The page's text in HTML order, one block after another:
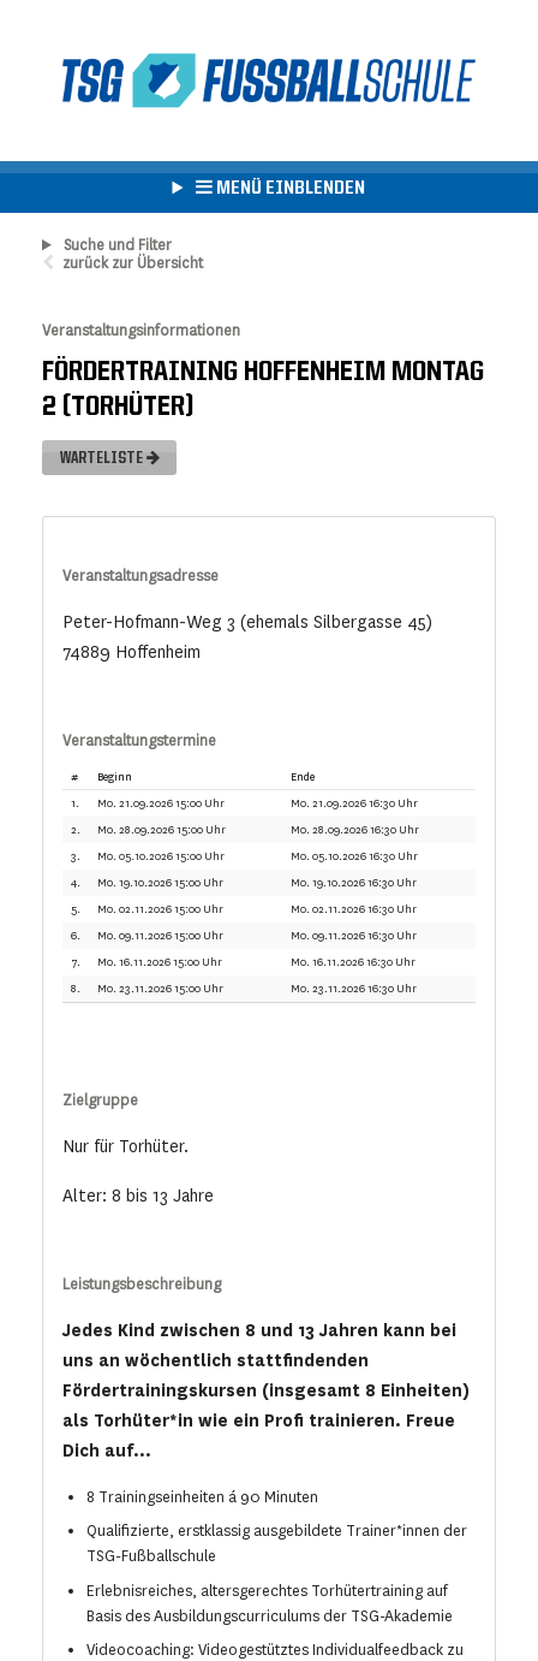
MENÜ EINBLENDEN
Suche und Filter
zurück zur Übersicht
Veranstaltungsinformationen
FÖRDERTRAINING HOFFENHEIM MONTAG
2 (TORHÜTER)
WARTELISTE
Veranstaltungsadresse
Peter-Hofmann-Weg 3 (ehemals Silbergasse 45)
74889 Hoffenheim
Veranstaltungstermine
# Beginn
Ende
1.
Mo. 21.09.2026 15:00 Uhr
Mo. 21.09.2026 16:30 Uhr
2.
Mo. 28.09.2026 15:00 Uhr
Mo. 28.09.2026 16:30 Uhr
3.
Mo. 05.10.2026 15:00 Uhr
Mo. 05.10.2026 16:30 Uhr
4.
Mo. 19.10.2026 15:00 Uhr
Mo. 19.10.2026 16:30 Uhr
5.
Mo. 02.11.2026 15:00 Uhr
Mo. 02.11.2026 16:30 Uhr
6.
Mo. 09.11.2026 15:00 Uhr
Mo. 09.11.2026 16:30 Uhr
7.
Mo. 16.11.2026 15:00 Uhr
Mo. 16.11.2026 16:30 Uhr
8.
Mo. 23.11.2026 15:00 Uhr Mo. 23.11.2026 16:30 Uhr
Zielgruppe
Nur für Torhüter.
Alter: 8 bis 13 Jahre
Leistungsbeschreibung
Jedes Kind zwischen 8 und 13 Jahren kann bei
uns an wöchentlich stattfindenden
Fördertrainingskursen (insgesamt 8 Einheiten)
als Torhüter*in wie ein Profi trainieren. Freue
Dich auf...
8 Trainingseinheiten á 90 Minuten
Qualifizierte, erstklassig ausgebildete Trainer*innen der
TSG-Fußballschule
Erlebnisreiches, altersgerechtes Torhütertraining auf
Basis des Ausbildungscurriculums der TSG-Akademie
Videocoaching: Videogestütztes Individualfeedback zu